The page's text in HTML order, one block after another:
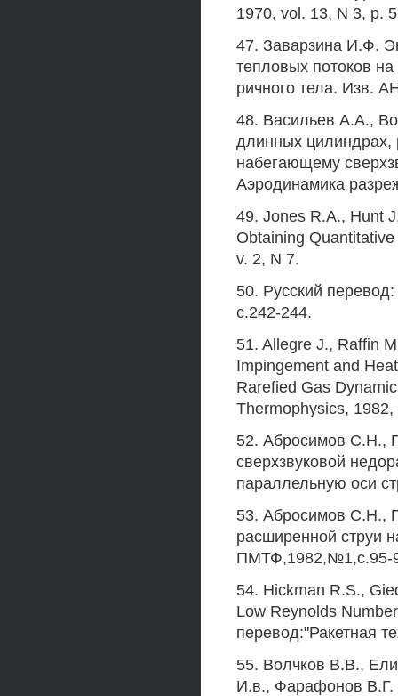
1970, vol. 13, N 3, p.
47. Заварзина И.Ф.
тепловых потоков
ричного тела. Изв.
48. Васильев A.A.,
длинных цилиндрах,
набегающему
Аэродинамика
49. Jones R.A., Hunt
Obtaining
v. 2, N 7.
50. Русский
с.242-244.
51. Allegre J., Raffin
Impingement and
Rarefied Gas
Thermophysics,
52. Абросимов C.H.,
сверхзвуковой
параллельную оси
53. Абросимов С.Н.,
расширенной струи
ПМТФ,1982,№1,с.95-
54. Hickman R.S.,
Low Reynolds
перевод:"Ракетная
55. Волчков В.В.,
И.в., Фарафонов В.Г.